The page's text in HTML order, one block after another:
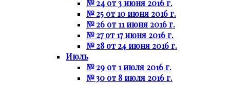
№ 24 от 3 июня 2016 г.
№ 25 от 10 июня 2016 г.
№ 26 от 11 июня 2016 г.
№ 27 от 17 июня 2016 г.
№ 28 от 24 июня 2016 г.
Июль
№ 29 от 1 июля 2016 г.
№ 30 от 8 июля 2016 г.